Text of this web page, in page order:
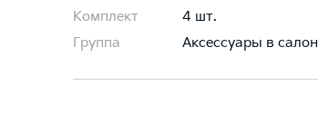
Комплект
4 шт.
Группа
Аксессуары в салон